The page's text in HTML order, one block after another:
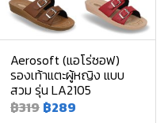
Aerosoft (แอโร่ซอฟ)
รองเท้าแตะผู้หญิง แบบ
สวม รุ่น LA2105
฿319 ฿289